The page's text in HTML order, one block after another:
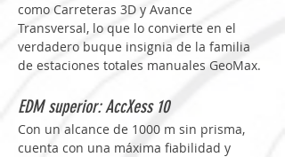
como Carreteras 3D y Avance
Transversal, lo que lo convierte en el
verdadero buque insignia de la familia
de estaciones totales manuales GeoMax.
EDM superior: AccXess 10
Con un alcance de 1000 m sin prisma,
cuenta con una máxima fiabilidad y